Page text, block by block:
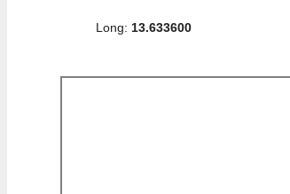
Long: 13.633600